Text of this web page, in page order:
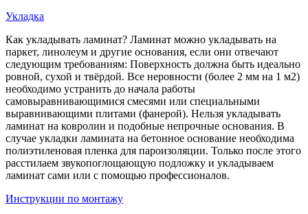
Укладка
Как укладывать ламинат? Ламинат можно укладывать на
паркет, линолеум и другие основания, если они отвечают
следующим требованиям: Поверхность должна быть идеально
ровной, сухой и твёрдой. Все неровности (более 2 мм на 1 м2)
необходимо устранить до начала работы
самовыравнивающимися смесями или специальными
выравнивающими плитами (фанерой). Нельзя укладывать
ламинат на ковролин и подобные непрочные основания. В
случае укладки ламината на бетонное основание необходима
полиэтиленовая пленка для пароизоляции. Только после этого
расстилаем звукопоглощающую подложку и укладываем
ламинат сами или с помощью профессионалов.
Инструкции по монтажу